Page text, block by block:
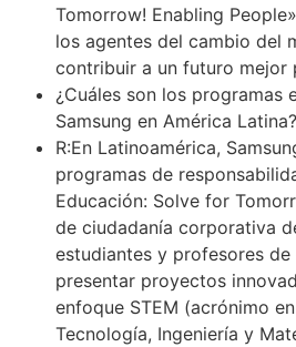
Tomorrow! Enabling
los agentes del cambio del
contribuir a un futuro mejor
¿Cuáles son los programas
Samsung en América Latina?
R:En Latinoamérica,
programas de
Educación: Solve for
de ciudadanía corporativa
estudiantes y profesores de
presentar proyectos
enfoque STEM (acrónimo
Tecnología, Ingeniería y